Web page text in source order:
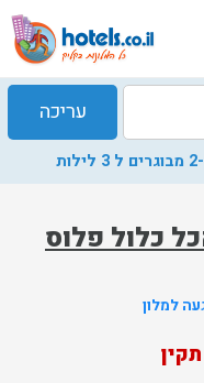
כלול פלוס
עריכה
-2 מבוגרים ל 3 לילות
למלון